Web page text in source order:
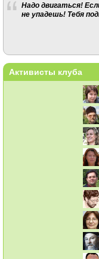
Надо двигаться!
не упадешь! Тебя
Активисты клуба